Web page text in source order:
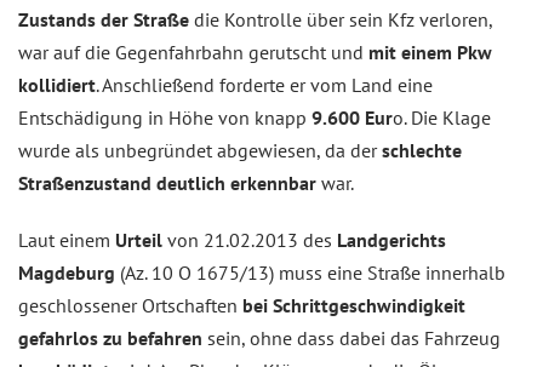
Zustands der Straße die Kontrolle über sein Kfz verloren,
war auf die Gegenfahrbahn gerutscht und mit einem Pkw
kollidiert. Anschließend forderte er vom Land eine
Entschädigung in Höhe von knapp 9.600 Euro. Die Klage
wurde als unbegründet abgewiesen, da derschlechte
Straßenzustand deutlich erkennbar war.
Laut einem Urteil von 21.02.2013 des Landgerichts
Magdeburg (Az. 10 O 1675/13) muss eine Straße innerhalb
geschlossener Ortschaften bei Schrittgeschwindigkeit
gefahrlos zu befahren sein, ohne dass dabei das Fahrzeug